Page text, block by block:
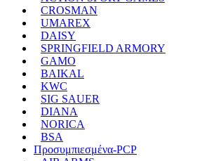
CROSMAN
UMAREX
DAISY
SPRINGFIELD ARMORY
GAMO
BAIKAL
KWC
SIG SAUER
DIANA
NORICA
BSA
Προσυμπιεσμένα-PCP